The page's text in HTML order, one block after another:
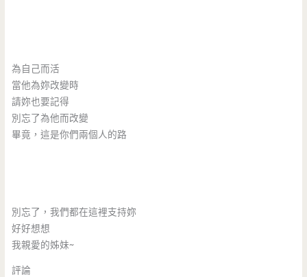
為自己而活
當他為妳改變時
請妳也要記得
別忘了為他而改變
畢竟，這是你們兩個人的路
別忘了，我們都在這裡支持妳
好好想想
我親愛的姊妹~
評論